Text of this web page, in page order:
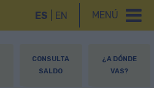
MENÚ
ES EN
CONSULTA
SALDO
¿A DÓNDE
VAS?